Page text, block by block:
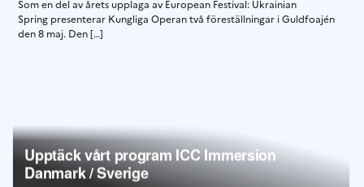
Som en del av årets upplaga av European Festival: Ukrainian
Spring presenterar Kungliga Operan två föreställningar i Guldfoajén
den 8 maj. Den […]
Upptäck vårt program ICC Immersion
Danmark / Sverige